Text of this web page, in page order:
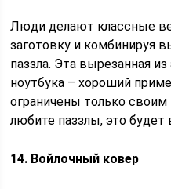
Люди делают классные
заготовку и комбинируя
паззла. Эта вырезанная
ноутбука – хороший
ограничены только
любите паззлы, это будет
14. Войлочный ковер